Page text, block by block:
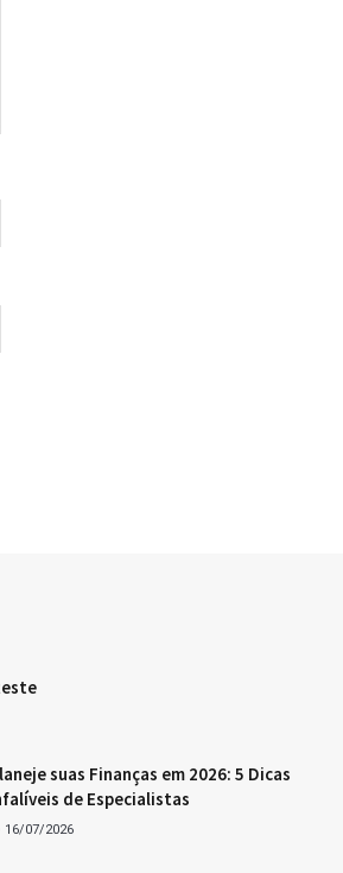
suas Finanças em 2026: 5 Dicas
de Especialistas
16/07/2026